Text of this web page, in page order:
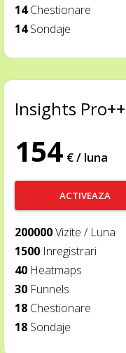
14Chestionare
14Sondaje
Insights Pro++
154 € / luna
ACTIVEAZA
200000Vizite / Luna
1500 Inregistrari
40 Heatmaps
30 Funnels
18 Chestionare
18 Sondaje